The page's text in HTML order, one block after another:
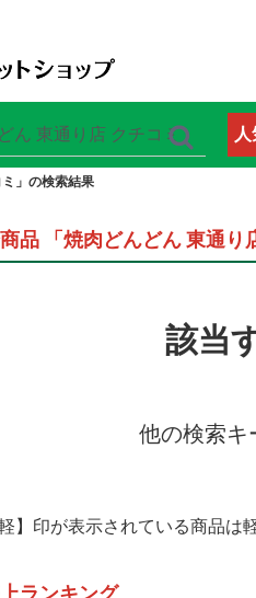
ミ」の検索結果
品 「焼肉どんどん 東通り
該当
他の検索キ
軽】印が表示されている商品は